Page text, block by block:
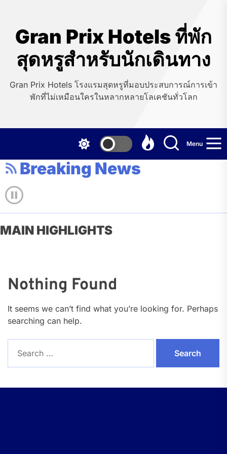
contentGran Prix Hotels ที่พัก
สุดหรูสำหรับนักเดินทาง
Gran Prix Hotels โรงแรมสุดหรูที่มอบประสบการณ์การเข้า
พักที่ไม่เหมือนใครในหลากหลายโลเคชันทั่วโลก
Menu
Breaking News
MAIN HIGHLIGHTS
Nothing Found
It seems we can’t find what you’re looking for. Perhaps
searching can help.
for: